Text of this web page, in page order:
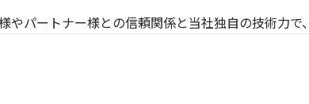
パートナー様との信頼関係と当社独自の技術力で